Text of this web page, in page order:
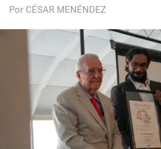
Por CÉSAR MENÉNDEZ